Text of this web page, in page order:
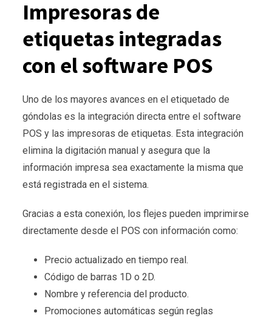
Impresoras de
etiquetas integradas
con el software POS
Uno de los mayores avances en el etiquetado de
góndolas es la integración directa entre el software
POS y las impresoras de etiquetas. Esta integración
elimina la digitación manual y asegura que la
información impresa sea exactamente la misma que
está registrada en el sistema.
Gracias a esta conexión, los flejes pueden imprimirse
directamente desde el POS con información como:
Precio actualizado en tiempo real.
Código de barras 1D o 2D.
Nombre y referencia del producto.
Promociones automáticas según reglas